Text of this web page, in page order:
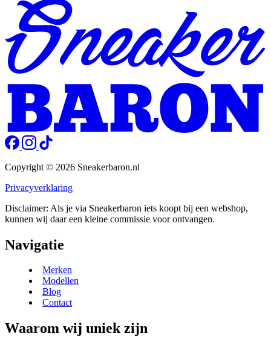
Copyright © 2026 Sneakerbaron.nl
Privacyverklaring
Disclaimer: Als je via Sneakerbaron iets koopt bij een webshop,
kunnen wij daar een kleine commissie voor ontvangen.
Navigatie
Merken
Modellen
Blog
Contact
Waarom wij uniek zijn